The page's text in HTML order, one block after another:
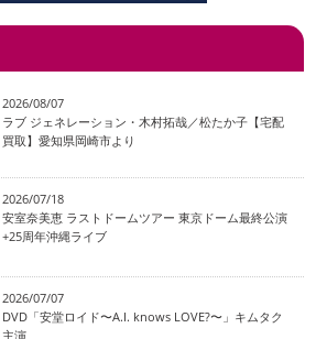
2026/08/07
ラブ ジェネレーション・木村拓哉／松たか子【宅配
買取】愛知県岡崎市より
2026/07/18
安室奈美恵 ラストドームツアー 東京ドーム最終公演
+25周年沖縄ライブ
2026/07/07
DVD「安堂ロイド〜A.I. knows LOVE?〜」キムタク
主演